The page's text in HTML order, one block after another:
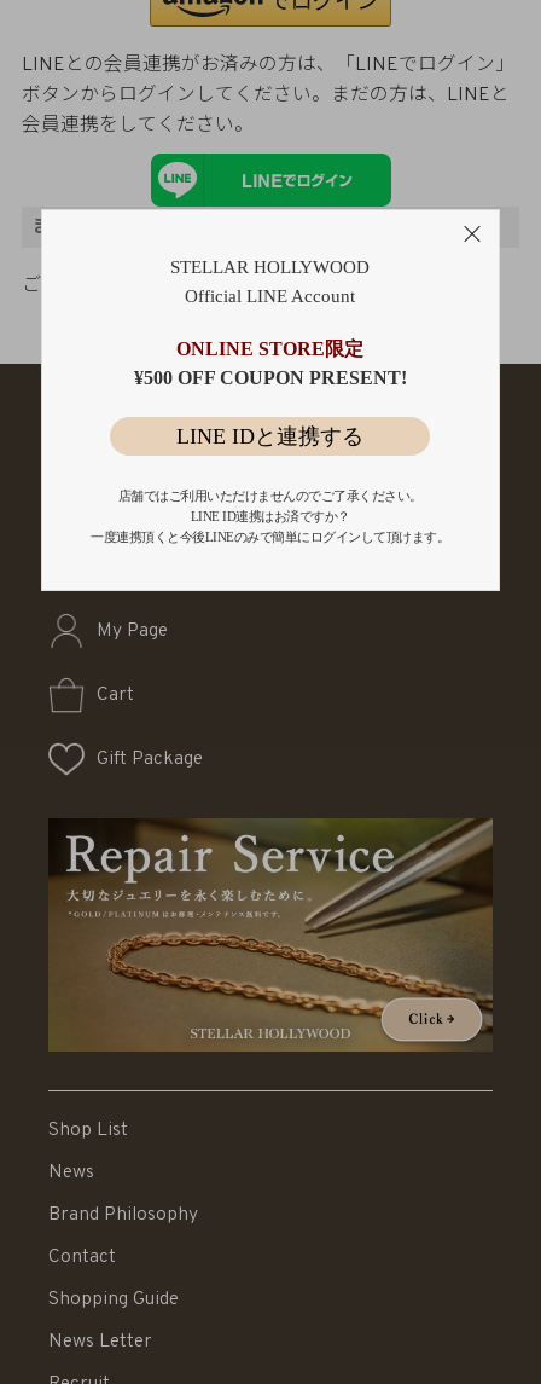
LINEとの会員連携がお済みの方は、「LINEでログイン」
ボタンからログインしてください。まだの方は、
LINEと
会員連携をしてください。
まだご登録がお済みでないお客様
ご購入金額の3％をポイント還元
My Page
Cart
Gift Package
Shop List
News
Brand Philosophy
Contact
Shopping Guide
News Letter
STELLAR HOLLYWOOD
Official LINE Account
ONLINE STORE限定
¥500 OFF COUPON PRESENT!
LINE IDと連携する
店舗ではご利用いただけませんのでご了承ください。
LINE ID連携はお済ですか？
一度連携頂くと今後LINEのみで簡単にログインして頂けます。